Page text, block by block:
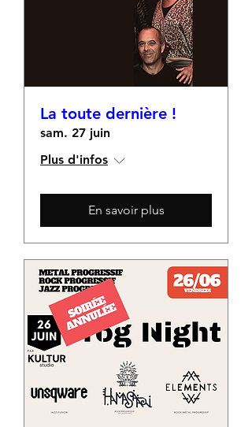
La toute dernière !
sam. 27 juin
Plus d'infos
En savoir plus